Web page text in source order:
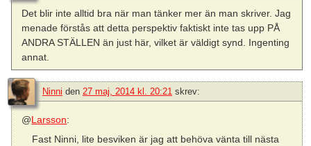
Det blir inte alltid bra när man tänker mer än man skriver. Jag
menade förstås att detta perspektiv faktiskt inte tas upp PÅ
ANDRA STÄLLEN än just här, vilket är väldigt synd. Ingenting
annat.
Ninni den 27 maj, 2014 kl. 20:21 skrev:
@Larsson:
Fast Ninni, lite besviken är jag att behöva vänta till nästa